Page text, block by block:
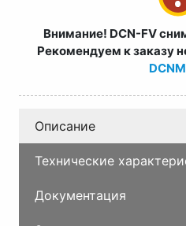
Внимание! DCN-FV
Рекомендуем к заказу
Описание
Технические
Документация